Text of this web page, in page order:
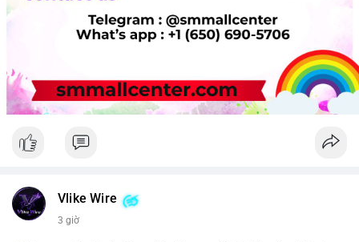
Vlike Wire
3 giờ